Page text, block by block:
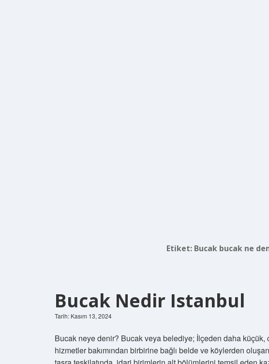
Etiket: Bucak bucak ne
Bucak Nedir Istanbul
Tarih: Kasım 13, 2024
Bucak neye denir? Bucak veya belediye; İlçeden daha
hizmetler bakımından birbirine bağlı belde ve köylerden